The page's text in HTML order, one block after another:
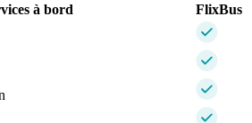
à bord
FlixBus